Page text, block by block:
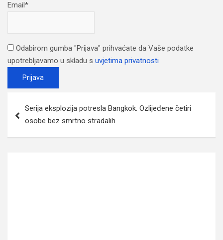
Email*
Odabirom gumba "Prijava" prihvaćate da Vaše podatke
upotrebljavamo u skladu s uvjetima privatnosti
navigation
Serija eksplozija potresla Bangkok. Ozlijeđene četiri
osobe bez smrtno stradalih